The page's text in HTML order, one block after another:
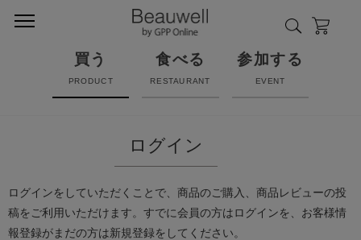
買う
PRODUCT
食べる
RESTAURANT
参加する
EVENT
ログイン
ログインをしていただくことで、商品のご購入、商品レビューの投
稿をご利用いただけます。すでに会員の方はログインを、お客様情
報登録がまだの方は新規登録をしてください。